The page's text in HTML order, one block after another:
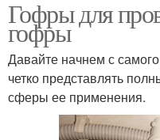
Гофры для
гофры
Давайте начнем с
четко представлять
сферы ее применения.